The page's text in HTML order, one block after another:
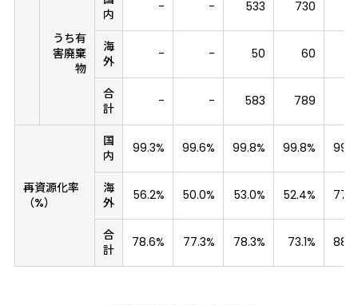
うち有
害廃棄
物
内
- - 533 730
海
外
- - 50 60
合
計
- - 583 789
再資源化率
（%）
国
内
99.3% 99.6% 99.8% 99.8%
海
外
56.2% 50.0% 53.0% 52.4%
合
計
78.6% 77.3% 78.3% 73.1%